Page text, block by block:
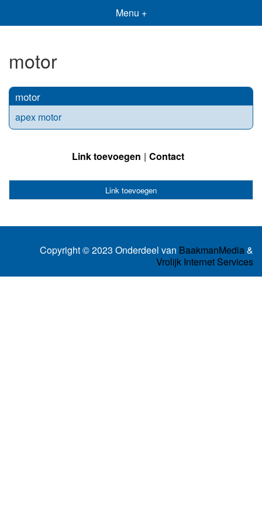
Menu +
motor
motor
apex motor
Link toevoegen Contact
Link toevoegen
Copyright © 2023 Onderdeel van BaakmanMedia&
Vrolijk Internet Services